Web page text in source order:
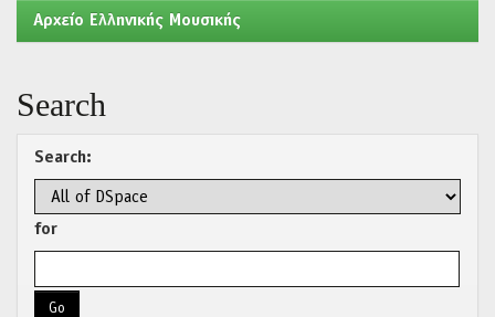
Aρχείο Ελληνικής Μουσικής
Search
Search:
for